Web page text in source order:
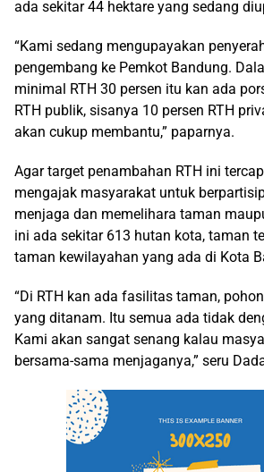
ada sekitar 44 hektare yang sedang
“Kami sedang mengupayakan
pengembang ke Pemkot Bandung.
minimal RTH 30 persen itu kan ada
RTH publik, sisanya 10 persen RTH
akan cukup membantu,” paparnya.
Agar target penambahan RTH ini
mengajak masyarakat untuk
menjaga dan memelihara taman
ini ada sekitar 613 hutan kota, taman
taman kewilayahan yang ada di Kota
“Di RTH kan ada fasilitas taman,
yang ditanam. Itu semua ada tidak
Kami akan sangat senang kalau
bersama-sama menjaganya,” seru